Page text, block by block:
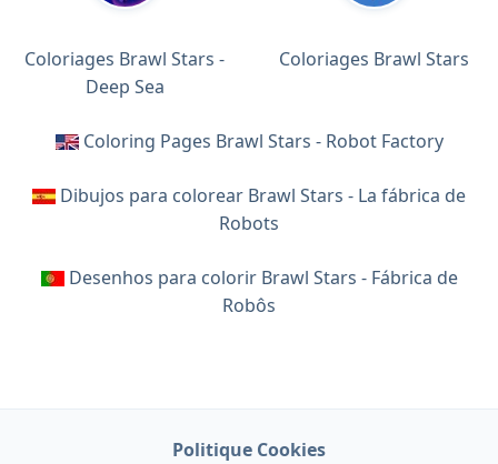
Coloriages Brawl Stars -
Deep Sea
Coloriages Brawl Stars
Coloring Pages Brawl Stars - Robot Factory
Dibujos para colorear Brawl Stars - La fábrica de
Robots
Desenhos para colorir Brawl Stars - Fábrica de
Robôs
Politique Cookies